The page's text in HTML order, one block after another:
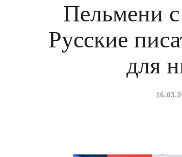
Пельмени с
Русские
для